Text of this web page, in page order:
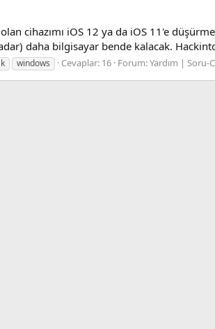
cihazımı iOS 12 ya da iOS 11'e
daha bilgisayar bende kalacak.
windows Cevaplar: 16 Forum:Yardım | Soru-